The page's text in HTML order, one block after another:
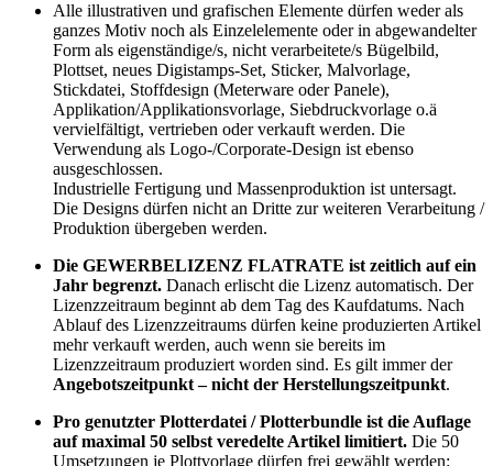
Alle illustrativen und grafischen Elemente dürfen weder als
ganzes Motiv noch als Einzelelemente oder in abgewandelter
Form als eigenständige/s, nicht verarbeitete/s Bügelbild,
Plottset, neues Digistamps-Set, Sticker, Malvorlage,
Stickdatei, Stoffdesign (Meterware oder Panele),
Applikation/Applikationsvorlage, Siebdruckvorlage o.ä
vervielfältigt, vertrieben oder verkauft werden. Die
Verwendung als Logo-/Corporate-Design ist ebenso
ausgeschlossen.
Industrielle Fertigung und Massenproduktion ist untersagt.
Die Designs dürfen nicht an Dritte zur weiteren Verarbeitung /
Produktion übergeben werden.
Die GEWERBELIZENZ FLATRATE ist zeitlich auf ein
Jahr begrenzt. Danach erlischt die Lizenz automatisch. Der
Lizenzzeitraum beginnt ab dem Tag des Kaufdatums. Nach
Ablauf des Lizenzzeitraums dürfen keine produzierten Artikel
mehr verkauft werden, auch wenn sie bereits im
Lizenzzeitraum produziert worden sind. Es gilt immer der
Angebotszeitpunkt – nicht der Herstellungszeitpunkt.
Pro genutzter Plotterdatei / Plotterbundle ist die Auflage
auf maximal 50 selbst veredelte Artikel limitiert. Die 50
Umsetzungen je Plottvorlage dürfen frei gewählt werden: